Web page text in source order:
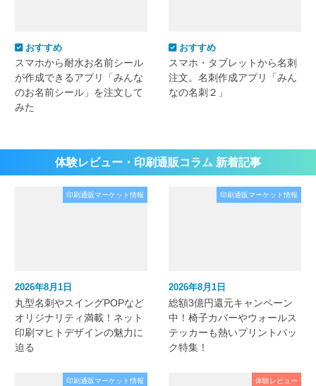
おすすめ
スマホから耐水お名前シール
が作成できるアプリ「みんな
のお名前シール」を注文して
みた
おすすめ
スマホ・タブレットから名刺
注文。名刺作成アプリ「みん
なの名刺２」
体験レビュー・印刷通販コラム 新着記事
印刷通販マーケット情報
2026年8月1日
丸型名刺やスイングPOPなど
オリジナリティ満載！ネット
印刷マヒトデザインの魅力に
迫る
印刷通販マーケット情報
2026年8月1日
総額3億円還元キャンペーン
中！椅子カバーやウォールス
テッカーも熱いプリントパッ
ク特集！
印刷通販マーケット情報 体験レビュー